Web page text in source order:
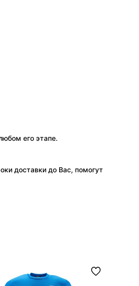
его этапе.
доставки до Вас, помогут